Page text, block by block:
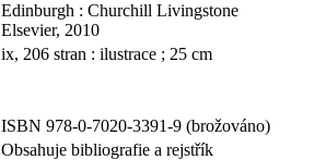
Edinburgh : Churchill Livingstone
Elsevier, 2010
ix, 206 stran : ilustrace ; 25 cm
ISBN 978-0-7020-3391-9 (brožováno)
Obsahuje bibliografie a rejstřík